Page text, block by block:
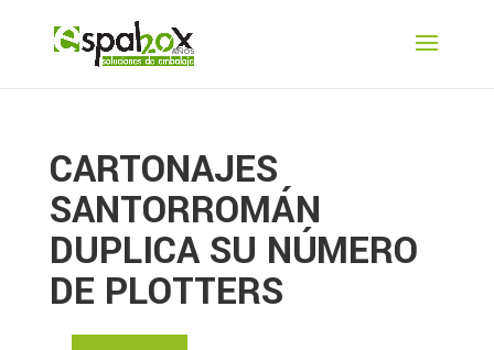
CARTONAJES
SANTORROMÁN
DUPLICA SU NÚMERO
DE PLOTTERS